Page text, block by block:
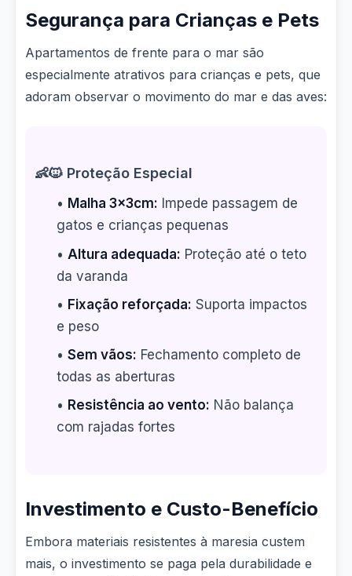
Segurança para Crianças e Pets
Apartamentos de frente para o mar são
especialmente atrativos para crianças e pets, que
adoram observar o movimento do mar e das aves:
👶🐱 Proteção Especial
• Malha 3x3cm: Impede passagem de
gatos e crianças pequenas
• Altura adequada: Proteção até o teto
da varanda
• Fixação reforçada: Suporta impactos
e peso
• Sem vãos: Fechamento completo de
todas as aberturas
• Resistência ao vento: Não balança
com rajadas fortes
Investimento e Custo-Benefício
Embora materiais resistentes à maresia custem
mais, o investimento se paga pela durabilidade e